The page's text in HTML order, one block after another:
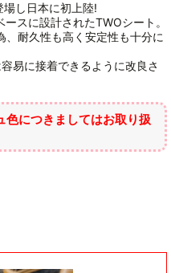
し日本に初上陸!
スに設計されたTWOシート。
耐久性も高く安定性も十分に
易に接着できるように改良さ
色につきましてはお取り扱